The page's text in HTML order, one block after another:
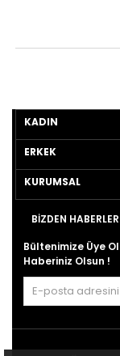
KADIN
ERKEK
KURUMSAL
BİZDEN HABERLER
Bültenimize Üye
Haberiniz Olsun !